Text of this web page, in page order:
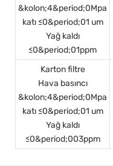
&kolon;4&period;0Mpa
katı ≤0&period;01 um
Yağ kaldı
≤0&period;01ppm
Karton filtre
Hava basıncı
&kolon;4&period;0Mpa
katı ≤0&period;01 um
Yağ kaldı
≤0&period;003ppm